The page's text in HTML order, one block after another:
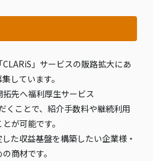
」サービスの販路拡大にあ
しています。
先へ福利厚生サービス
くことで、紹介手数料や継続利用
が可能です。
た収益基盤を構築したい企業様・
商材です。